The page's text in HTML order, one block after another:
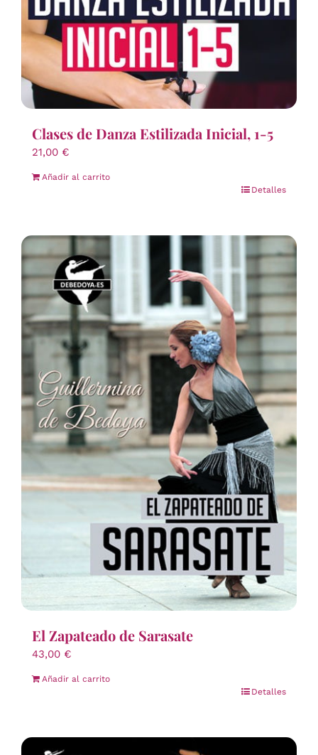
Clases de Danza Estilizada Inicial, 1-5
21,00 €
Añadir al carrito
Detalles
El Zapateado de Sarasate
43,00 €
Añadir al carrito
Detalles